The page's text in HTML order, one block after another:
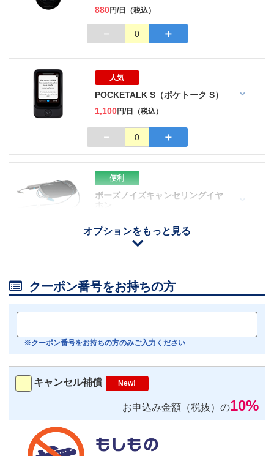
880円/日（税込）
－ 0 ＋
人気
POCKETALK S（ポケトーク S）
1,100円/日（税込）
－ 0 ＋
オプションをもっと見る
便利
ボーズノイズキャンセリングイヤ
ホン
－
おすすめ
Bluetoothイヤホン対応
トランスミッター
－ 0
気圧コントロール機能付き耳栓
 クーポン番号をお持ちの方
※クーポン番号をお持ちの方のみご入力ください
キャンセル補償 New!
お申込み金額（税抜）の10%